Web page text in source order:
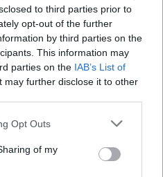
to third parties prior to
opt-out of the further
by third parties on the
This information may
parties on the IAB’s List of
may further disclose it to other
Opt Outs
of my
flexibelt
sätt kan kännas klurigt när
dagen ska sovrumsväggarna
Därför är det en bra idé att
uppdateras.